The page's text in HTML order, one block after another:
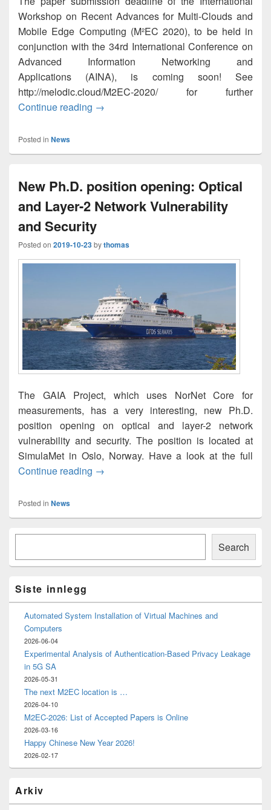
Workshop on Recent Advances for Multi-Clouds and
Mobile Edge Computing (M²EC 2020), to be held in
conjunction with the 34rd International Conference on
Advanced Information Networking and
Applications (AINA), is coming soon! See
http://melodic.cloud/M2EC-2020/ for further
Continue reading Paper submission deadline for the
→
Posted in News
New Ph.D. position opening: Optical
and Layer-2 Network Vulnerability
and Security
Posted on 2019-10-23bythomas
The GAIA Project, which uses NorNet Core for
measurements, has a very interesting, new Ph.D.
position opening on optical and layer-2 network
vulnerability and security. The position is located at
SimulaMet in Oslo, Norway. Have a look at the full
Continue reading New Ph.D. position opening: Optical
→
Posted in News
Primary
Area
Search
Siste innlegg
Automated System Installation of Virtual Machines and
Computers
2026-06-04
Experimental Analysis of Authentication-Based Privacy Leakage
in 5G SA
2026-05-31
The next M2EC location is …
2026-04-10
M2EC-2026: List of Accepted Papers is Online
2026-03-16
Happy Chinese New Year 2026!
2026-02-17
Arkiv